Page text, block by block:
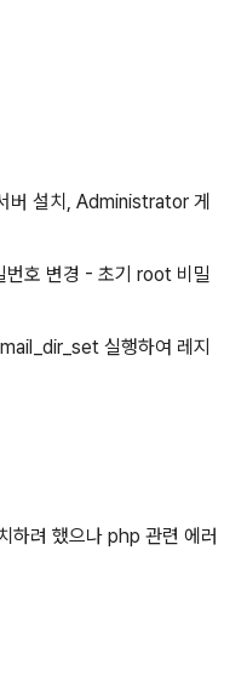
버 설치, Administrator 게
호 변경 - 초기 root 비밀
실행하여 레지
하려 했으나 php 관련 에러